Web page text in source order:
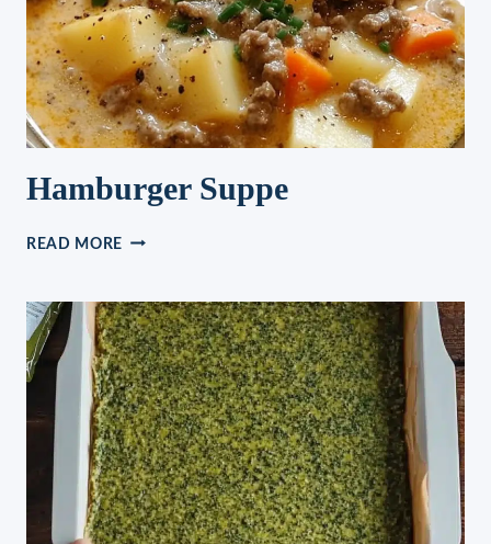
Hamburger Suppe
READ MORE HAMBURGER